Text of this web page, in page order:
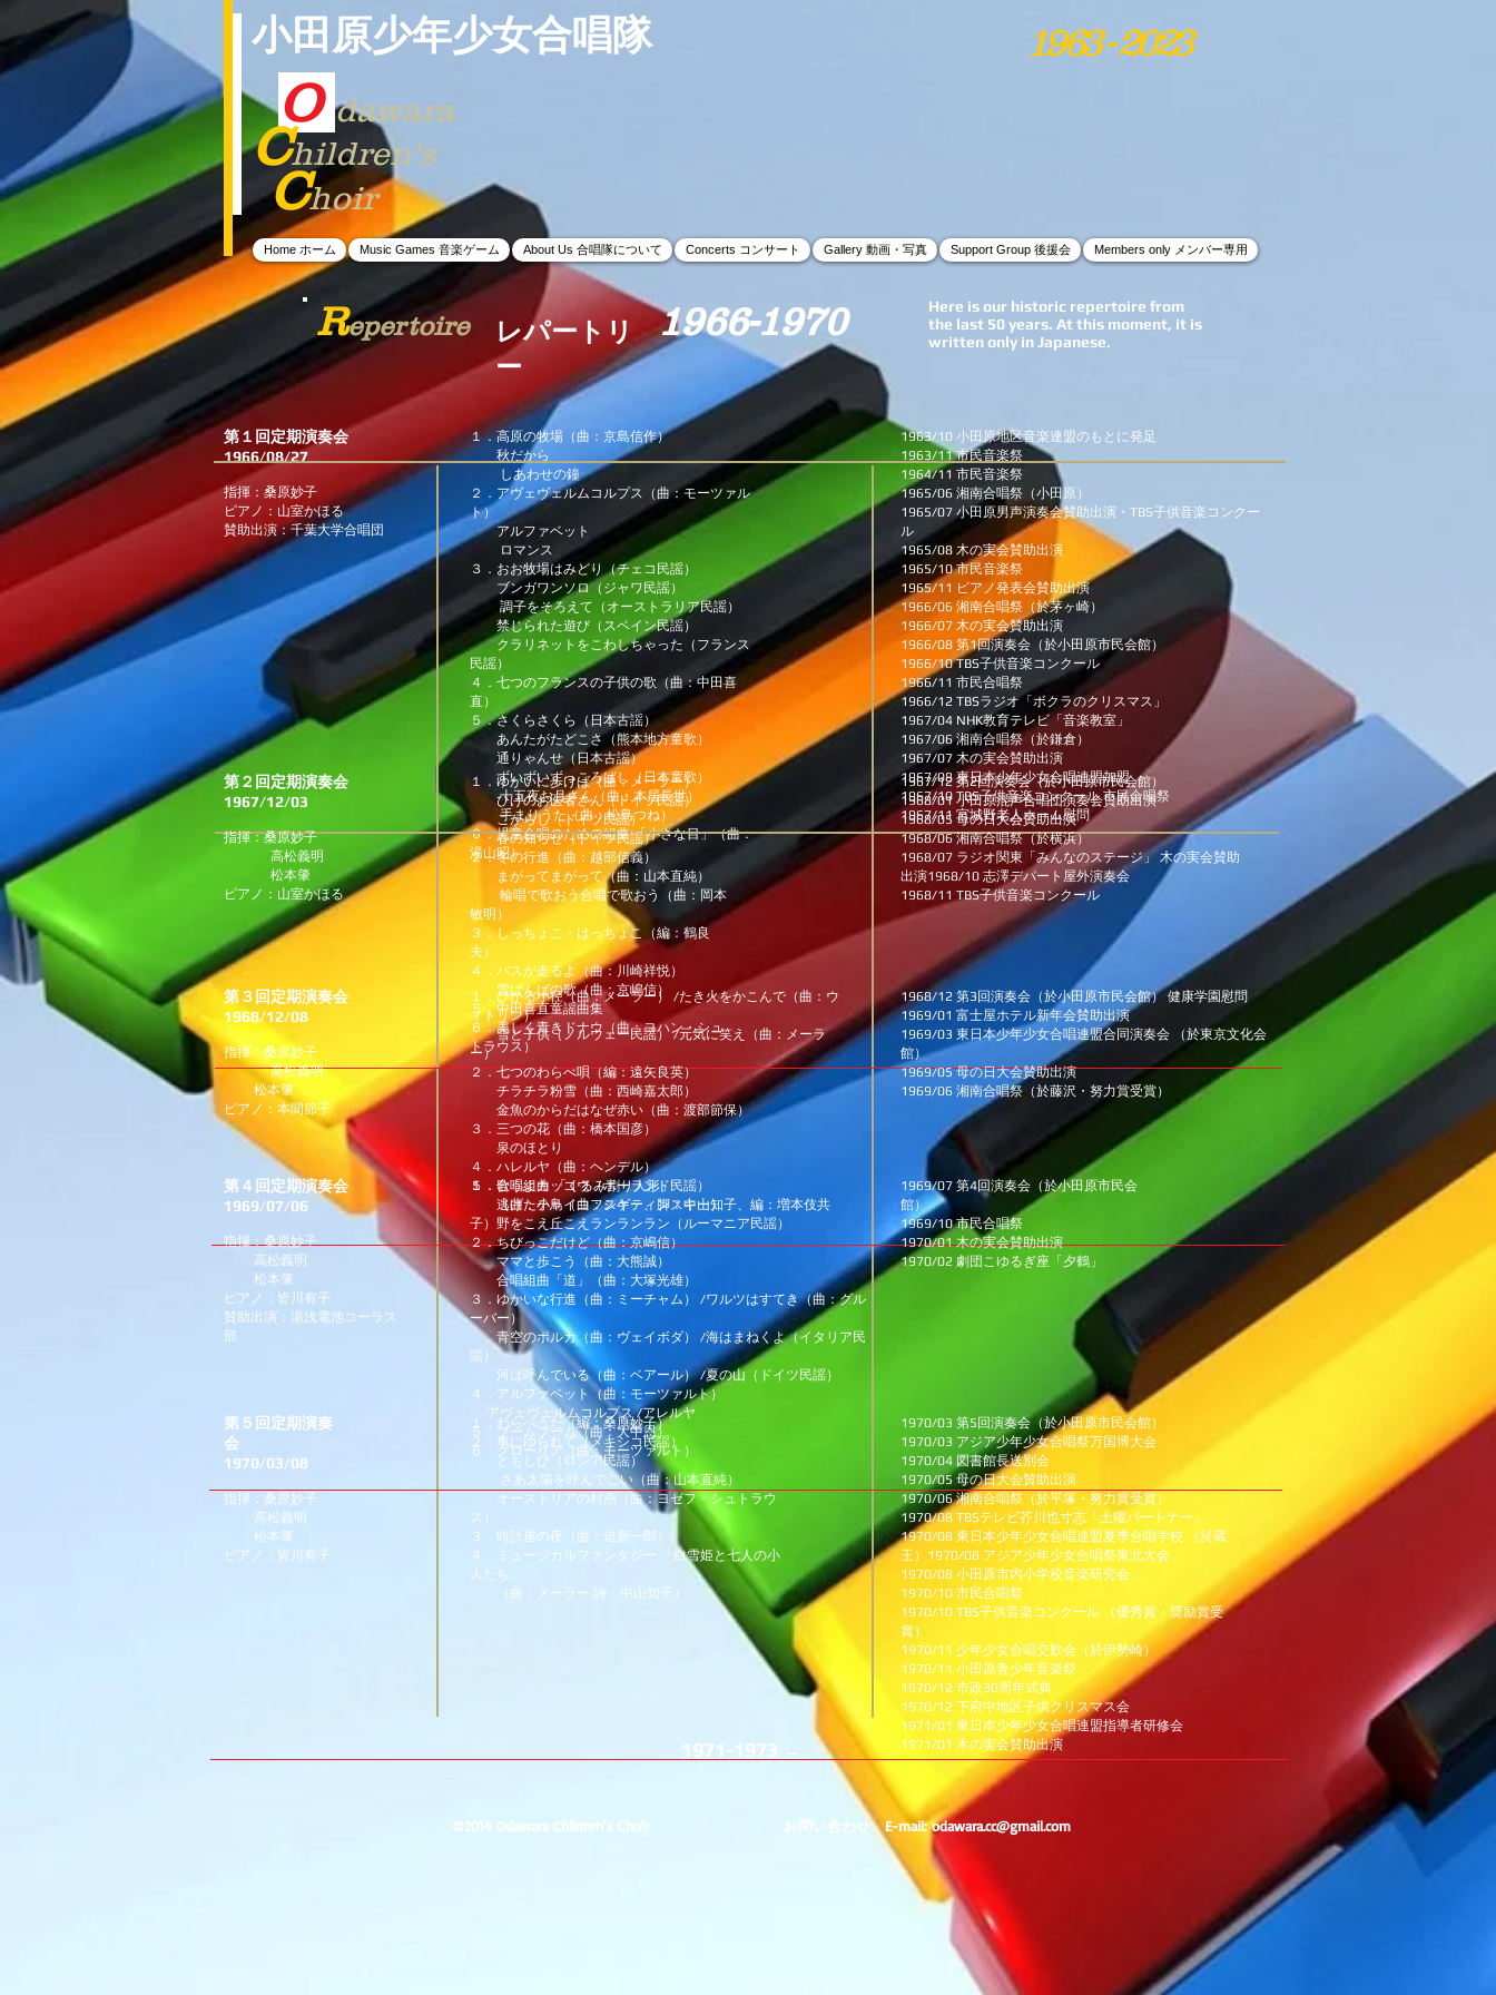
小田原少年少女合唱隊
O dawara
Children's
Choir
1963 - 2023
Home ホーム Music Games 音楽ゲーム About Us 合唱隊について Concerts コンサート Gallery 動画・写真 Support Group 後援会 Members only メンバー専用
Repertoire
レパートリ
ー
1966-1970
Here is our historic repertoire from
the last 50 years. At this moment, it is
written only in Japanese.
第１回定期演奏会
1966/08/27
指揮：桑原妙子
ピアノ：山室かほる
賛助出演：千葉大学合唱団
１．高原の牧場（曲：京島信作）
秋だから
しあわせの鐘
２．アヴェヴェルムコルプス（曲：モーツァル
ト）
アルファベット
ロマンス
３．おお牧場はみどり（チェコ民謡）
ブンガワンソロ（ジャワ民謡）
調子をそろえて（オーストラリア民謡）
禁じられた遊び（スペイン民謡）
クラリネットをこわしちゃった（フランス
民謡）
４．七つのフランスの子供の歌（曲：中田喜
直）
５．さくらさくら（日本古謡）
あんたがたどこさ（熊本地方童歌）
通りゃんせ（日本古謡）
ずいずいずっころばし（日本童歌）
十五夜お月さん（曲：本居長世）
手まりうた（曲：松島つね）
６．児童合唱のための組曲 「小さな目」（曲：
湯山昭）
1963/10 小田原地区音楽連盟のもとに発足
1963/11 市民音楽祭
1964/11 市民音楽祭
1965/06 湘南合唱祭（小田原）
1965/07 小田原男声演奏会賛助出演・TBS子供音楽コンクー
ル
1965/08 木の実会賛助出演
1965/10 市民音楽祭
1965/11 ピアノ発表会賛助出演
1966/06 湘南合唱祭（於茅ヶ崎）
1966/07 木の実会賛助出演
1966/08 第1回演奏会（於小田原市民会館）
1966/10 TBS子供音楽コンクール
1966/11 市民合唱祭
1966/12 TBSラジオ「ボクラのクリスマス」
1967/04 NHK教育テレビ「音楽教室」
1967/06 湘南合唱祭（於鎌倉）
1967/07 木の実会賛助出演
1967/08 東日本少年少女合唱連盟加盟
1967/10 TBS子供音楽コンクール 市民合唱祭
1967/11 宮城野老人ホーム慰問
第２回定期演奏会
1967/12/03
指揮：桑原妙子
高松義明
松本肇
ピアノ：山室かほる
１．ゆかいに歩けば（曲：メーラー）
ひげのお医者さん（ドイツ民謡）
こがらし（ドイツ民謡）
春の知らせ（ドイツ民謡）
２．冬の行進（曲：越部信義）
まがってまがって（曲：山本直純）
輪唱で歌おう合唱で歌おう（曲：岡本
敏明）
３．しっちょこ・はっちょこ（編：鶴良
夫）
４．バスが走るよ（曲：川崎祥悦）
雪ばんばの歌（曲：京嶋信）
５．中田喜直童謡曲集
６．美しく青きドナウ（曲：ヨハン・シュ
トラウス）
1967/12 第2回演奏会（於小田原市民会館）
1968/01 小田原混声合唱団演奏会賛助出演
1968/05 母の日大会賛助出演
1968/06 湘南合唱祭（於横浜）
1968/07 ラジオ関東「みんなのステージ」 木の実会賛助
出演1968/10 志澤デパート屋外演奏会
1968/11 TBS子供音楽コンクール
第３回定期演奏会
1968/12/08
指揮：桑原妙子
高松義明
松本肇
ピアノ：本間節子
１．ひかる小径（曲：メーラー） /たき火をかこんで（曲：ウ
ィトリン）
雪と子供（ノルウェー民謡） /元気に笑え（曲：メーラ
ー）
２．七つのわらべ唄（編：遠矢良英）
チラチラ粉雪（曲：西崎嘉太郎）
金魚のからだはなぜ赤い（曲：渡部節保）
３．三つの花（曲：橋本国彦）
泉のほとり
４．ハレルヤ（曲：ヘンデル）
５．合唱組曲 「くるみ割り人形」
（曲：チャイコフスキー、脚：中山知子、 編：増本伎共
子）
1968/12 第3回演奏会（於小田原市民会館） 健康学園慰問
1969/01 富士屋ホテル新年会賛助出演
1969/03 東日本少年少女合唱連盟合同演奏会 （於東京文化会
館）
1969/05 母の日大会賛助出演
1969/06 湘南合唱祭（於藤沢・努力賞受賞）
第４回定期演奏会
1969/07/06
指揮：桑原妙子
高松義明
松本肇
ピアノ：皆川有子
賛助出演：湯浅電池コーラス
部
１．歌うよカッコウ（ポーランド民謡）
逃げた小鳥（曲：シゲティンスキー）
野をこえ丘こえランランラン（ルーマニア民謡）
２．ちびっこだけど（曲：京嶋信）
ママと歩こう（曲：大熊誠）
合唱組曲「道」（曲：大塚光雄）
３．ゆかいな行進（曲：ミーチャム） /ワルツはすてき（曲：グル
ーバー）
青空のポルカ（曲：ヴェイボダ） /海はまねくよ（イタリア民
謡）
河は呼んでいる（曲：ベアール） /夏の山（ドイツ民謡）
４．アルファベット（曲：モーツァルト）
アヴェヴェルムコルプス /アレルヤ
５．ブームブーム（曲：大中恩）
６．グローリア（曲：モーツァルト）
1969/07 第4回演奏会（於小田原市民会
館）
1969/10 市民合唱祭
1970/01 木の実会賛助出演
1970/02 劇団こゆるぎ座「夕鶴」
第５回定期演奏
会
1970/03/08
指揮：桑原妙子
高松義明
松本肇
ピアノ：皆川有子
１．わらべうた（編：桑原妙子）
２．車にゆられて（メキシコ民謡）
ともしび（ロシア民謡）
さあ太陽を呼んでこい（曲：山本直純）
オーストリアの村燕（曲：ヨゼフ・シュトラウ
ス）
３．時計屋の夜（曲：迫新一郎）
４．ミュージカルファンタジー 「白雪姫と七人の小
人たち」
（曲：メーラー 詩：中山知子）
1970/03 第5回演奏会（於小田原市民会館）
1970/03 アジア少年少女合唱祭万国博大会
1970/04 図書館長送別会
1970/05 母の日大会賛助出演
1970/06 湘南合唱祭（於平塚・努力賞受賞）
1970/08 TBSテレビ芥川也寸志「土曜パートナー」
1970/08 東日本少年少女合唱連盟夏季合唱学校 （於蔵
王）1970/08 アジア少年少女合唱祭東北大会
1970/08 小田原市内小学校音楽研究会
1970/10 市民合唱祭
1970/10 TBS子供音楽コンクール （優秀賞・奨励賞受
賞）
1970/11 少年少女合唱交歓会（於伊勢崎）
1970/11 小田原青少年音楽祭
1970/12 市政30周年式典
1970/12 下府中地区子供クリスマス会
1971/01 東日本少年少女合唱連盟指導者研修会
1971/01 木の実会賛助出演
1971-1973 →
©2014 Odawara Children's Choir お問い合わせ E-mail:odawara.cc@gmail.com